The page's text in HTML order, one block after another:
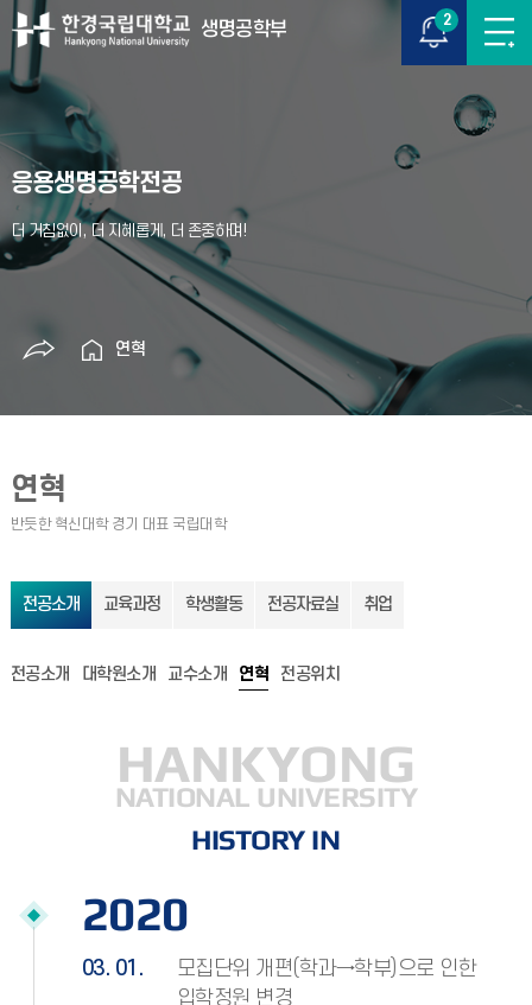
생명공학부 2
응용생명공학전공
연혁
연혁
전공소개 교육과정 학생활동 전공자료실 취업
전공소개 대학원소개 교수소개 연혁 전공위치
HANKYONG
NATIONAL UNIVERSITY
HISTORY IN
2020
03. 01.
모집단위 개편(학과→학부)으로 인한
입학정원 변경